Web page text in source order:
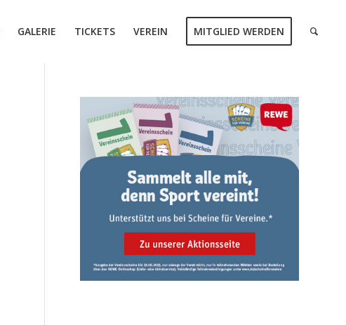
GALERIE TICKETS VEREIN MITGLIED WERDEN